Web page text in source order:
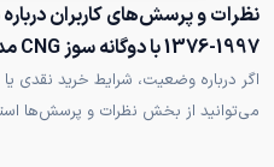
نظرات و پرسش‌های کاربران
1997-1376 با دوگانه سوز CNG مدل 1382 تا 1385
اگر درباره وضعیت، شرایط خرید نقدی
می‌توانید از بخش نظرات و پرسش‌ها